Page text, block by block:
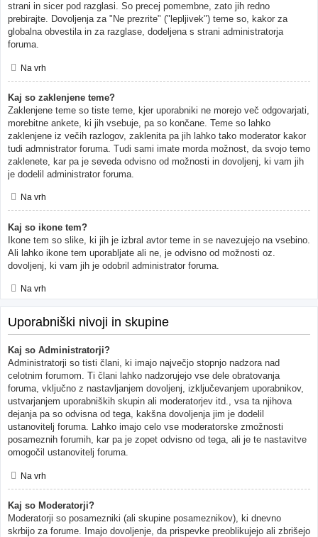
strani in sicer pod razglasi. So precej pomembne, zato jih redno
prebirajte. Dovoljenja za "Ne prezrite" ("lepljivek") teme so, kakor za
globalna obvestila in za razglase, dodeljena s strani administratorja
foruma.
Na vrh
Kaj so zaklenjene teme?
Zaklenjene teme so tiste teme, kjer uporabniki ne morejo več odgovarjati,
morebitne ankete, ki jih vsebuje, pa so končane. Teme so lahko
zaklenjene iz večih razlogov, zaklenita pa jih lahko tako moderator kakor
tudi admnistrator foruma. Tudi sami imate morda možnost, da svojo temo
zaklenete, kar pa je seveda odvisno od možnosti in dovoljenj, ki vam jih
je dodelil administrator foruma.
Na vrh
Kaj so ikone tem?
Ikone tem so slike, ki jih je izbral avtor teme in se navezujejo na vsebino.
Ali lahko ikone tem uporabljate ali ne, je odvisno od možnosti oz.
dovoljenj, ki vam jih je odobril administrator foruma.
Na vrh
Uporabniški nivoji in skupine
Kaj so Administratorji?
Administratorji so tisti člani, ki imajo največjo stopnjo nadzora nad
celotnim forumom. Ti člani lahko nadzorujejo vse dele obratovanja
foruma, vključno z nastavljanjem dovoljenj, izključevanjem uporabnikov,
ustvarjanjem uporabniških skupin ali moderatorjev itd., vsa ta njihova
dejanja pa so odvisna od tega, kakšna dovoljenja jim je dodelil
ustanovitelj foruma. Lahko imajo celo vse moderatorske zmožnosti
posameznih forumih, kar pa je zopet odvisno od tega, ali je te nastavitve
omogočil ustanovitelj foruma.
Na vrh
Kaj so Moderatorji?
Moderatorji so posamezniki (ali skupine posameznikov), ki dnevno
skrbijo za forume. Imajo dovoljenje, da prispevke preoblikujejo ali zbrišejo